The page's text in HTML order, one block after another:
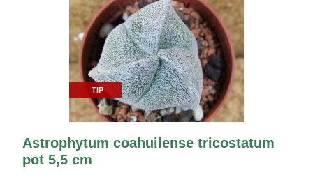
TIP
Astrophytum coahuilense tricostatum
pot 5,5 cm